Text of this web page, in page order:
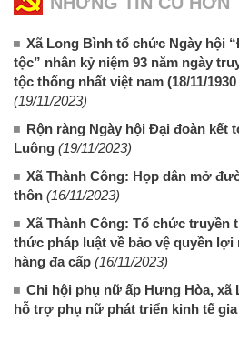
Xã Long Bình tổ chức Ngày hội
tộc” nhân kỷ niệm 93 năm ngày
tộc thống nhất việt nam (18/11/1930
(19/11/2023)
Rộn ràng Ngày hội Đại đoàn kết
Luông (19/11/2023)
Xã Thành Công: Họp dân mở
thôn (16/11/2023)
Xã Thành Công: Tổ chức truyền
thức pháp luật về bảo vệ quyền
hàng đa cấp (16/11/2023)
Chi hội phụ nữ ấp Hưng Hòa, xã
hỗ trợ phụ nữ phát triển kinh tế